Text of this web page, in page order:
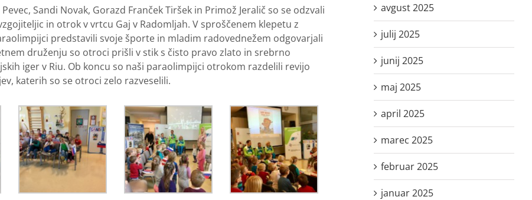
Sandi Novak, Gorazd Franček Tiršek in Primož Jeralič so se odzvali
in otrok v vrtcu Gaj v Radomljah. V sproščenem klepetu z
predstavili svoje športe in mladim radovednežem odgovarjali
druženju so otroci prišli v stik s čisto pravo zlato in srebrno
iger v Riu. Ob koncu so naši paraolimpijci otrokom razdelili revijo
katerih so se otroci zelo razveselili.
avgust 2025
julij 2025
junij 2025
maj 2025
april 2025
marec 2025
februar 2025
januar 2025